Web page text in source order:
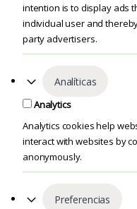
intention is to display ads
individual user and
party advertisers.
Analíticas
Analytics
Analytics cookies help
interact with websites by
anonymously.
Preferencias